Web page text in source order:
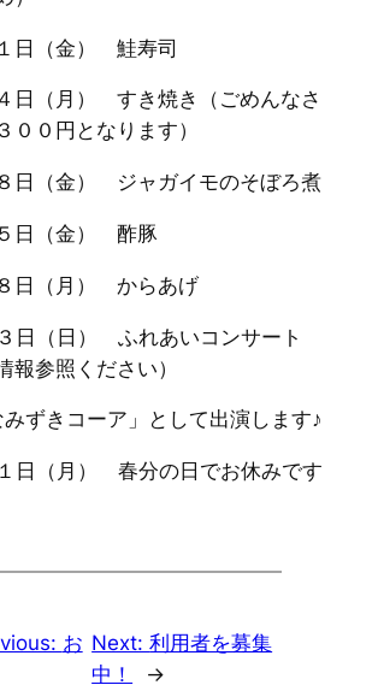
日（金） 鮭寿司
日（月） すき焼き（ごめんなさ
０円となります）
日（金） ジャガイモのそぼろ煮
日（金） 酢豚
日（月） からあげ
（日） ふれあいコンサート
報参照ください）
ずきコーア」として出演します♪
（月） 春分の日でお休みです
お Next:利用者を募集
中！
→